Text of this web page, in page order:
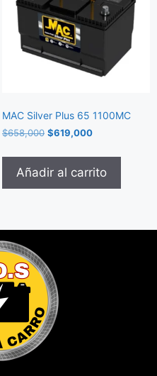
MAC Silver Plus 65 1100MC
$658,000 $619,000
Añadir al carrito